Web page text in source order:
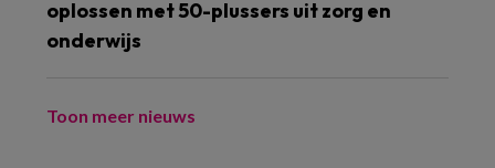
oplossen met 50-plussers uit zorg en
onderwijs
Toon meer nieuws